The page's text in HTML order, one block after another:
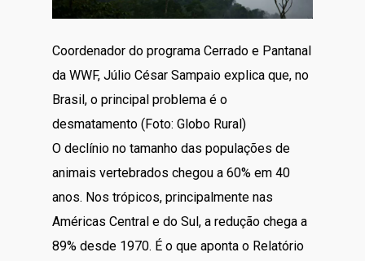
Coordenador do programa Cerrado e Pantanal
da WWF, Júlio César Sampaio explica que, no
Brasil, o principal problema é o
desmatamento (Foto: Globo Rural)
O declínio no tamanho das populações de
animais vertebrados chegou a 60% em 40
anos. Nos trópicos, principalmente nas
Américas Central e do Sul, a redução chega a
89% desde 1970. É o que aponta o Relatório